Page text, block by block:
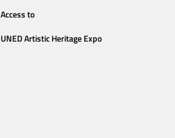
Access to
UNED Artistic Heritage Expo